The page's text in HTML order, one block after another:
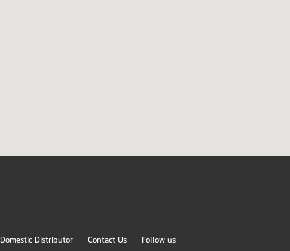
Domestic Distributor Contact Us Follow us